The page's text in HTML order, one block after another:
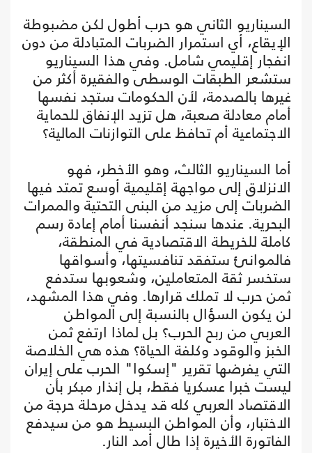
السيناريو الثاني هو حرب أطول لكن مضبوطة
الإيقاع، أي استمرار الضربات المتبادلة من دون
انفجار إقليمي شامل. وفي هذا السيناريو
ستشعر الطبقات الوسطى والفقيرة أكثر من
غيرها بالصدمة، لأن الحكومات ستجد نفسها
أمام معادلة صعبة، هل تزيد الإنفاق للحماية
الاجتماعية أم تحافظ على التوازنات المالية؟
أما السيناريو الثالث، وهو الأخطر، فهو
الانزلاق إلى مواجهة إقليمية أوسع تمتد فيها
الضربات إلى مزيد من البنى التحتية والممرات
البحرية. عندها سنجد أنفسنا أمام إعادة رسم
كاملة للخريطة الاقتصادية في المنطقة،
فالموانئ ستفقد تنافسيتها، وأسواقها
ستخسر ثقة المتعاملين، وشعوبها ستدفع
ثمن حرب لا تملك قرارها. وفي هذا المشهد،
لن يكون السؤال بالنسبة إلى المواطن
العربي من ربح الحرب؟ بل لماذا ارتفع ثمن
الخبز والوقود وكلفة الحياة؟ هذه هي الخلاصة
التي يفرضها تقرير "إسكوا" الحرب على إيران
ليست خبرا عسكريا فقط، بل إنذار مبكر بأن
الاقتصاد العربي كله قد يدخل مرحلة حرجة من
الاختبار، وأن المواطن البسيط هو من سيدفع
الفاتورة الأخيرة إذا طال أمد النار.